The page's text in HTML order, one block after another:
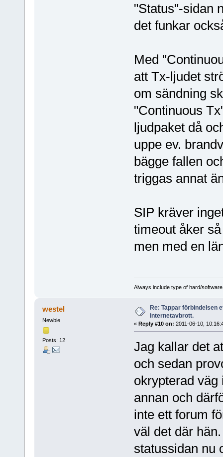
"Status"-sidan
det funkar
Med
att Tx-ljudet
om sändning
"Continuous
ljudpaket då
uppe ev.
bägge fallen
triggas annat
SIP kräver
timeout åker
men med en
Always include type of hard/
westel
Newbie
Posts: 12
Re: Tappar förbindelsen
internetavbrott.
« Reply #10 on: 2011-06-10,
Jag kallar det
och sedan
okrypterad väg
annan och
inte ett forum
väl det där
statussidan nu